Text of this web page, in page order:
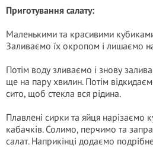
Приготування салату:
Маленькими та красивими
Заливаємо їх окропом і лишаємо
Потім воду зливаємо і знову
ще на пару хвилин. Потім
сито, щоб стекла вся рідина.
Плавлені сирки та яйця нарізаємо
кабачків. Солимо, перчимо та
салат. Наприкінці додаємо